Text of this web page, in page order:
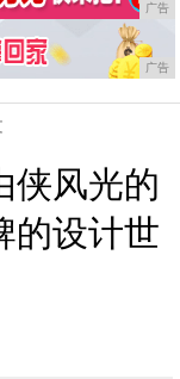
广告
广告
侠风光的
的设计世